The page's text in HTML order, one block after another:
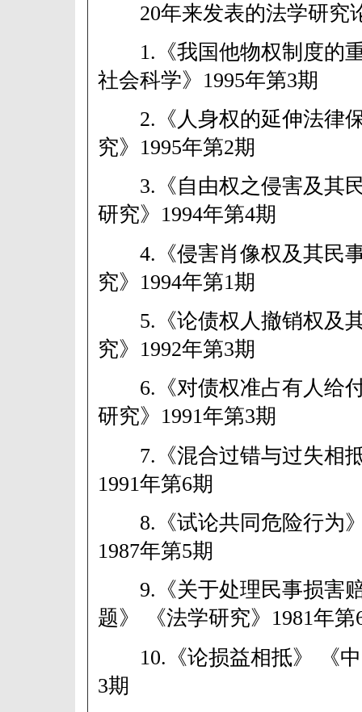
20年来发表的法学研
1.《我国他物权制度的重
社会科学》1995年第3期
2.《人身权的延伸法律
究》1995年第2期
3.《自由权之侵害及其民
研究》1994年第4期
4.《侵害肖像权及其民事
究》1994年第1期
5.《论债权人撤销权及其
究》1992年第3期
6.《对债权准占有人给付
研究》1991年第3期
7.《混合过错与过失相抵
1991年第6期
8.《试论共同危险行为
1987年第5期
9.《关于处理民事损害
题》 《法学研究》1981年第
10.《论损益相抵》 《中
3期